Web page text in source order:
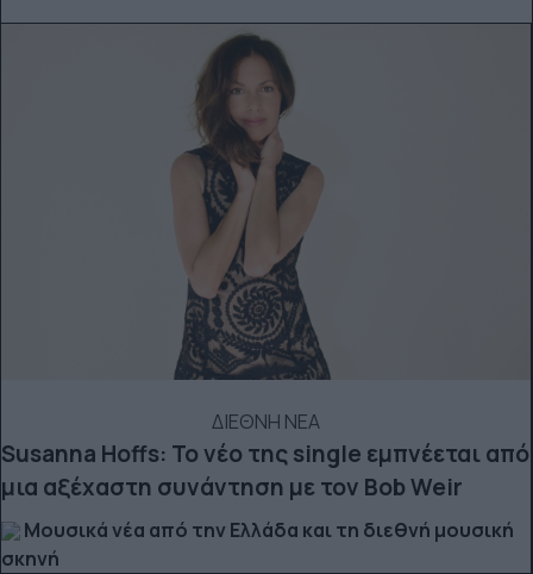
ΔΙΕΘΝΗ ΝΕΑ
Susanna Hoffs: Το νέο της single εμπνέεται από
μια αξέχαστη συνάντηση με τον Bob Weir
Μουσικά νέα από την Ελλάδα και τη διεθνή μουσική
σκηνή